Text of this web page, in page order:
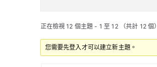
正在檢視 12 個主題 - 1 至 12 （共計 12 個）
您需要先登入才可以建立新主題。